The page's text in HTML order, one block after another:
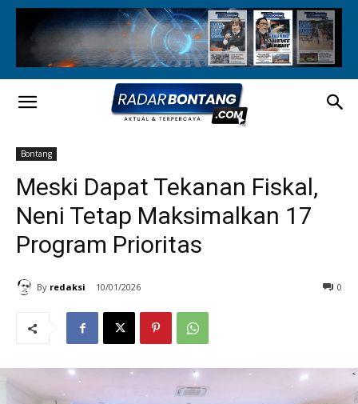
Bontang
Meski Dapat Tekanan Fiskal,
Neni Tetap Maksimalkan 17
Program Prioritas
By redaksi 10/01/2026 0